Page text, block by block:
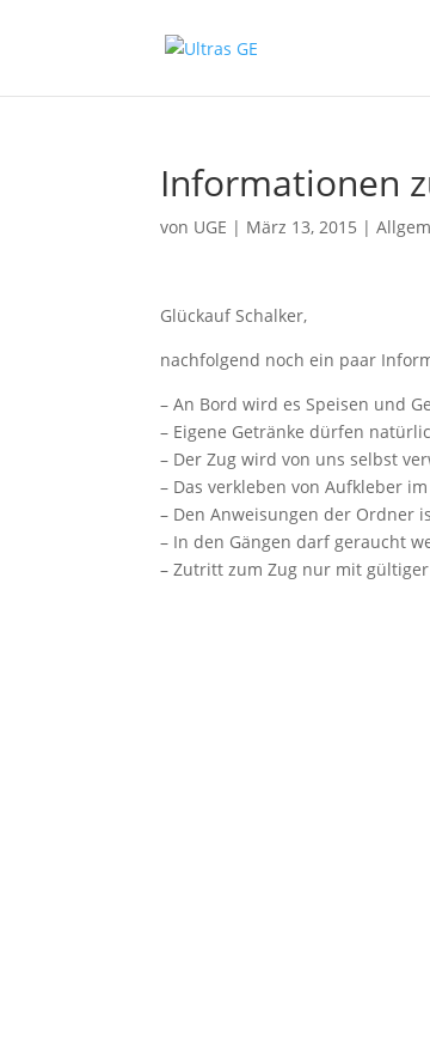
Informationen
von UGE | März 13, 2015 |
Glückauf Schalker,
nachfolgend noch ein paar
– An Bord wird es Speisen und
– Eigene Getränke dürfen
– Der Zug wird von uns selbst
– Das verkleben von Aufkleber
– Den Anweisungen der Ordner
– In den Gängen darf geraucht
– Zutritt zum Zug nur mit